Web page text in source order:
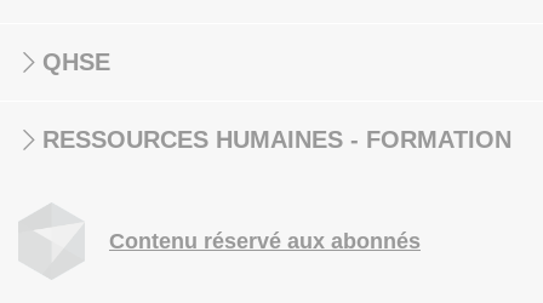
QHSE
RESSOURCES HUMAINES - FORMATION
Contenu réservé aux abonnés